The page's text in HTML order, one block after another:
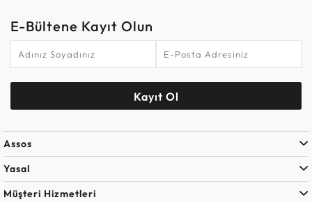
E-Bültene Kayıt Olun
Kayıt Ol
Assos
Yasal
Müşteri Hizmetleri